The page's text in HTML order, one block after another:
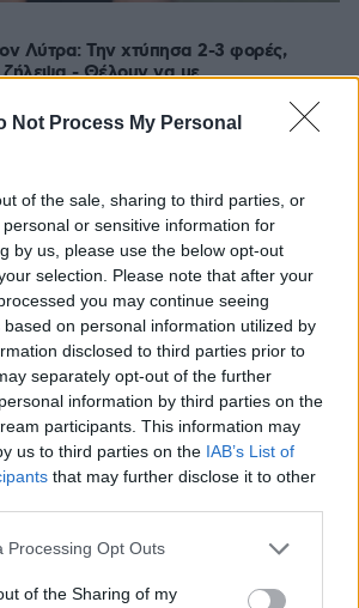
Not Process My Personal
of the sale, sharing to third parties, or
or sensitive information for
by us, please use the below opt-out
selection. Please note that after your
you may continue seeing
on personal information utilized by
disclosed to third parties prior to
separately opt-out of the further
information by third parties on the
participants. This information may
us to third parties on the IAB’s List of
that may further disclose it to other
website/app uses one or more Google
or usage behaviour. You may click to
Processing Opt Outs
of the Sharing of my
Λύτρα: Την χτύπησα 2-3 φορές,
ζήλεψα - Θέλουν να με